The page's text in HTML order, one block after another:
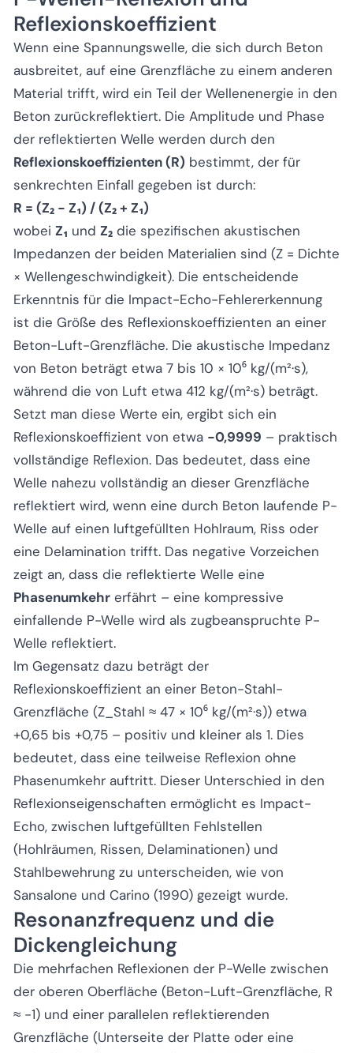
Reflexionskoeffizient
Wenn eine Spannungswelle, die sich durch Beton
ausbreitet, auf eine Grenzfläche zu einem anderen
Material trifft, wird ein Teil der Wellenenergie in den
Beton zurückreflektiert. Die Amplitude und Phase
der reflektierten Welle werden durch den
Reflexionskoeffizienten (R) bestimmt, der für
senkrechten Einfall gegeben ist durch:
R = (Z₂ - Z₁) / (Z₂ + Z₁)
wobei Z₁ und Z₂ die spezifischen akustischen
Impedanzen der beiden Materialien sind (Z = Dichte
× Wellengeschwindigkeit). Die entscheidende
Erkenntnis für die Impact-Echo-Fehlererkennung
ist die Größe des Reflexionskoeffizienten an einer
Beton-Luft-Grenzfläche. Die akustische Impedanz
von Beton beträgt etwa 7 bis 10 × 10⁶ kg/(m²·s),
während die von Luft etwa 412 kg/(m²·s) beträgt.
Setzt man diese Werte ein, ergibt sich ein
Reflexionskoeffizient von etwa -0,9999 – praktisch
vollständige Reflexion. Das bedeutet, dass eine
Welle nahezu vollständig an dieser Grenzfläche
reflektiert wird, wenn eine durch Beton laufende P-
Welle auf einen luftgefüllten Hohlraum, Riss oder
eine Delamination trifft. Das negative Vorzeichen
zeigt an, dass die reflektierte Welle eine
Phasenumkehr erfährt – eine kompressive
einfallende P-Welle wird als zugbeanspruchte P-
Welle reflektiert.
Im Gegensatz dazu beträgt der
Reflexionskoeffizient an einer Beton-Stahl-
Grenzfläche (Z_Stahl ≈ 47 × 10⁶ kg/(m²·s)) etwa
+0,65 bis +0,75 – positiv und kleiner als 1. Dies
bedeutet, dass eine teilweise Reflexion ohne
Phasenumkehr auftritt. Dieser Unterschied in den
Reflexionseigenschaften ermöglicht es Impact-
Echo, zwischen luftgefüllten Fehlstellen
(Hohlräumen, Rissen, Delaminationen) und
Stahlbewehrung zu unterscheiden, wie von
Sansalone und Carino (1990) gezeigt wurde.
Resonanzfrequenz und die
Dickengleichung
Die mehrfachen Reflexionen der P-Welle zwischen
der oberen Oberfläche (Beton-Luft-Grenzfläche, R
≈ -1) und einer parallelen reflektierenden
Grenzfläche (Unterseite der Platte oder eine